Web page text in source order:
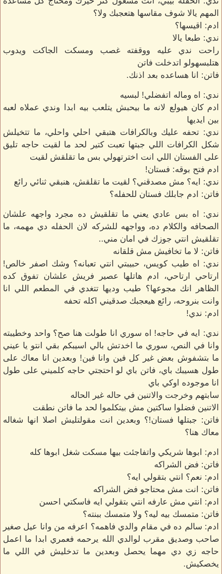
المهم يالا شوف مقاسها هتعجبك ولا؟
ادم: اقيسها؟
ندي: طبعا يالا
راحت ندي عليه ووقفته غصب ومسكت الجاكت ويدوب
هتلبسهولو اتدخلت فاتن
فاتن: انا هساعده بعد اذنك.
ندي: اه وماله اتفضلي! لبسيه
ادم كان هيولع لانه ما بيحبش يتلعب بيه ابدا وندي عملاه لعبه
بين ايديها
ندي: تحفه عليك وبالكرافات هتبقي احلي واحلي، ما تتخيلش
شكل الكرافات اللي جبتها تعبت كتير لحد ما لقيت حاجه تليق
على الفستان اللي انت اخترتهولي بس ما تقلقش لقيت
ادم فتح بوقه: فستان!
ندي: ايه؟ مش مصدقني؟ لقيت ما تقلقش، هنبقي ثنائي رائع
فاتن: ادم جابلك فستان للحفله؟
ندي: اه بس عادي يعني ما تقلقيش ده مجرد واجهه علشان
الصحافه والكلام ده، وواجهه للشركه لان الحفله دي مهمه، ما
تقلقيش انتي جوزك في امان مني..
فاتن: لا ما تخافيش مش قلقانه
ندي: اه طيب كويس، حبيبتي انتي تعبانه؟ وشك اصفر خالص!
ارتاحي ارتاحي، ادم هاتلها عصير فريش علشان تفوق كده
الظاهر انك مجوعها؟ طيب وديها تتغدي في المطعم اللي انا
وانت بنروحه، رائع هيعجبك صدقيني اكله تحفه
ادم: ندي!
ندي: ايه في حاجه! اه سوري انا طولت هنا صح؟ واحد وخطيبته
وانا في النص، سوري ما اخدتش بالي اسيبكم بقي انتو يا عيني
ما بتشفوش بعض غير كل فين وانا فين! وبعدين انا معاك على
طول هسيبك باي، فاتن باي لو احتجتي حاجه كلميني على طول
انا موجوده اوكي باي
سابتهم وخرجت والاتنين في حاله غير الحاله
الاتنين فضلوا ساكتين مش بيتكلموا لحد ما فاتن نطقت
فاتن: جبتلها فستان!؟ وبعدين انت مقولتليش اصلا انها شغاله
معاك هنا؟
ادم: ابوها شريكي واتفاجئت بيها مسكت شغل ابوها كله
فاتن: فض الشراكه
ادم: نعم؟ انتي بتقولي ايه؟
فاتن: انت مش محتاجو فض الشراكه
ادم: انتي مش عارفه انتي بتقولي ايه فاسكتي احسن
فاتن: متمسك بيه ليه؟ ولا متمسك ببنته؟
ادم: سالم ده في مقام والدي فاهمه؟ اعرفه من وانا عيل صغير
صاحب وصديق مقرب لوالدي الله يرحمه فعمري ابدا ما اعمل
حاجه زي دي مهما يحصل وبعدين ما تدخليش في اللي ما
يخصكيش.